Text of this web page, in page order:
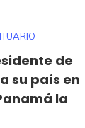
de
su país en
la